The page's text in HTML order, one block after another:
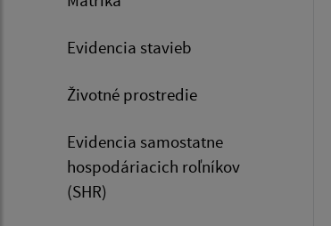
Evidencia stavieb
Životné prostredie
Evidencia samostatne
hospodáriacich roľníkov
(SHR)